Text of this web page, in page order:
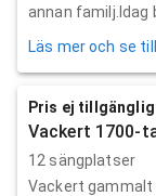
annan familj.Idag
Läs mer och se
Pris ej
Vackert 1700-
12 sängplatser
Vackert gammalt